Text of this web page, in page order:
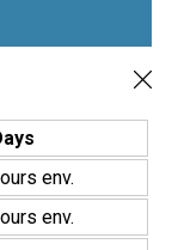
à une large
commerciaux.
Mosaïque Sixties
et une touche
env.
env.